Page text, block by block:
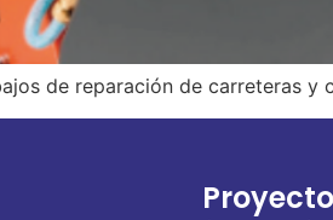
de reparación de carreteras y